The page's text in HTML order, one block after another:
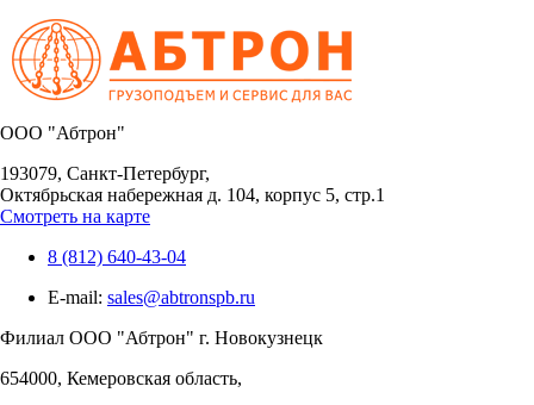
OOO "Абтрон"
193079, Санкт-Петербург,
Октябрьская набережная д. 104, корпус 5, стр.1
Смотреть на карте
8 (812) 640-43-04
E-mail: sales@abtronspb.ru
Филиал OOO "Абтрон" г. Новокузнецк
654000, Кемеровская область,